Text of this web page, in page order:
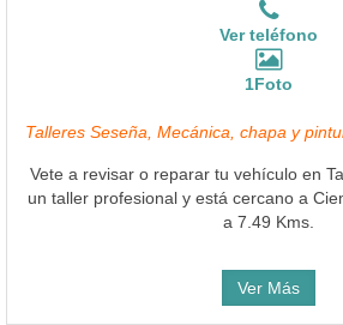
Ver teléfono
1Foto
Talleres Seseña, Mecánica, chapa y
Vete a revisar o reparar tu vehículo en
un taller profesional y está cercano a
a 7.49 Kms.
Ver Más